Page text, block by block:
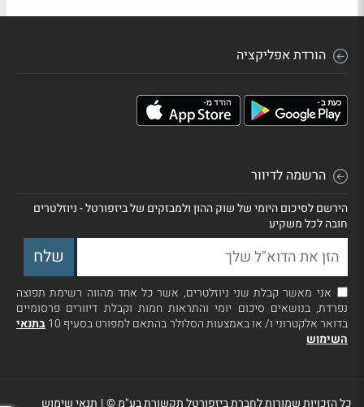
הורדת אפליקציה
הרשמה לדיוור
הירשם לסיכום היומי של שוק ההון ולמבזקים של ביזפורטל - ניוזלטרים
חובה לכל משקיע
אני מאשר קבלת שני ניוזלטרים, אשר כל אחד מהווה רשימת תפוצה
נפרדת, בנושאים סיכום יומי והתראות חמות וקבלת דיוורים פרסומיים
בדואר אלקטרוני ו/ או באמצעות הסלולר בהתאם למפורט בסעיף 10
בתנאי
השימוש
כל הזכויות שמורות לחברת ביזפורטל תקשורת בע"מ ©| תנאי שימוש